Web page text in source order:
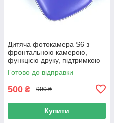
Дитяча фотокамера S6 з
фронтальною камерою,
функцією друку, підтримкою
карти пам'яті та MP3
Фіолетовий 49778
Готово до відправки
500 ₴ 900 ₴
Купити